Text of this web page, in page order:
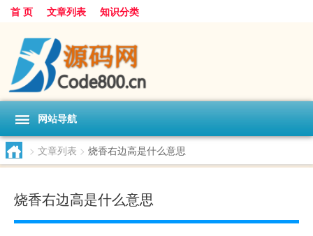
首 页 文章列表 知识分类
网站导航
> 文章列表 > 烧香右边高是什么意思
烧香右边高是什么意思